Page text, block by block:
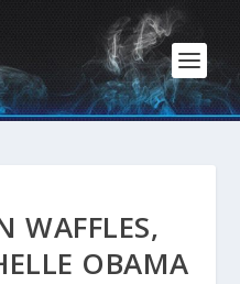
WAFFLES,
OBAMA